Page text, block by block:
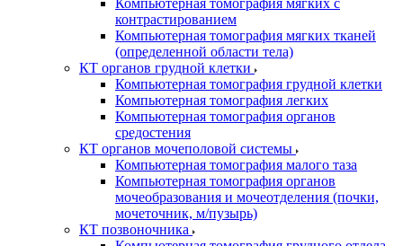
Компьютерная томография мягких с
контрастированием
Компьютерная томография мягких тканей
(определенной области тела)
КТ органов грудной клетки
Компьютерная томография грудной клетки
Компьютерная томография легких
Компьютерная томография органов
средостения
КТ органов мочеполовой системы
Компьютерная томография малого таза
Компьютерная томография органов
мочеобразования и мочеотделения (почки,
мочеточник, м/пузырь)
КТ позвоночника